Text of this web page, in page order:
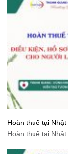
Hoàn thuế tại
động
Hoàn thuế tại